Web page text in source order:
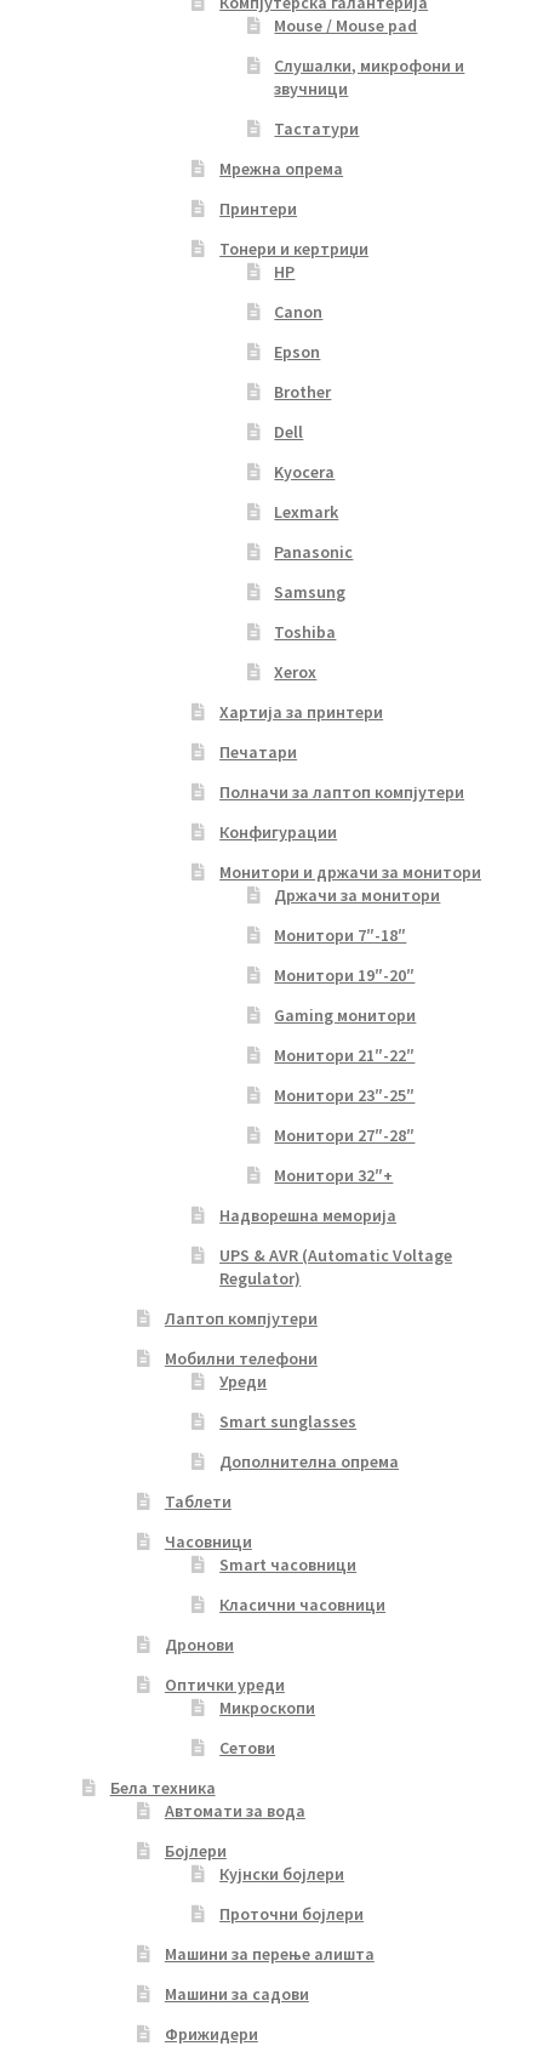
Mouse / Mouse pad
Слушалки, микрофони и
звучници
Тастатури
Мрежна опрема
Принтери
Тонери и кертриџи
HP
Canon
Epson
Brother
Dell
Kyocera
Lexmark
Panasonic
Samsung
Toshiba
Xerox
Хартија за принтери
Печатари
Полначи за лаптоп компјутери
Конфигурации
Монитори и држачи за монитори
Држачи за монитори
Монитори 7″-18″
Монитори 19″-20″
Gaming монитори
Монитори 21″-22″
Монитори 23″-25″
Монитори 27″-28″
Монитори 32″+
Надворешна меморија
UPS & AVR (Automatic Voltage
Regulator)
Лаптоп компјутери
Мобилни телефони
Уреди
Smart sunglasses
Дополнителна опрема
Таблети
Часовници
Smart часовници
Класични часовници
Дронови
Оптички уреди
Микроскопи
Сетови
Бела техника
Автомати за вода
Бојлери
Кујнски бојлери
Проточни бојлери
Машини за перење алишта
Машини за садови
Фрижидери